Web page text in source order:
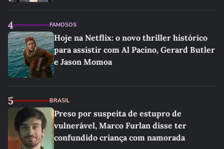
4 FAMOSOS
Hoje na Netflix: o novo thriller histórico
para assistir com Al Pacino, Gerard Butler
e Jason Momoa
5 BRASIL
Preso por suspeita de estupro de
vulnerável, Marco Furlan disse ter
confundido criança com namorada